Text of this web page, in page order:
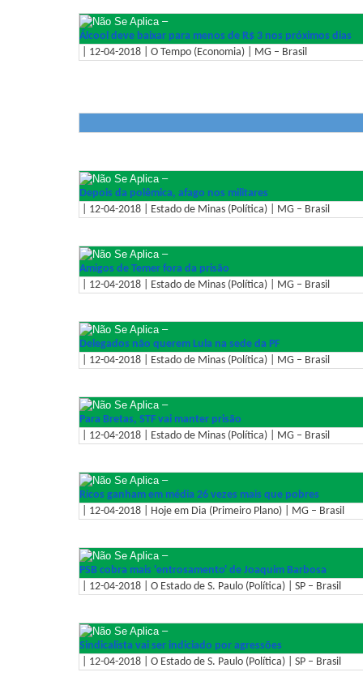
–
Álcool deve baixar para menos de R$ 3 nos próximos dias
| 12-04-2018 | O Tempo (Economia) | MG – Brasil
–
Depois da polêmica, afago nos militares
| 12-04-2018 | Estado de Minas (Política) | MG – Brasil
–
Amigos de Temer fora da prisão
| 12-04-2018 | Estado de Minas (Política) | MG – Brasil
–
Delegados não querem Lula na sede da PF
| 12-04-2018 | Estado de Minas (Política) | MG – Brasil
–
Para Bretas, STF vai manter prisão
| 12-04-2018 | Estado de Minas (Política) | MG – Brasil
–
Ricos ganham em média 26 vezes mais que pobres
| 12-04-2018 | Hoje em Dia (Primeiro Plano) | MG – Brasil
–
PSB cobra mais 'entrosamento' de Joaquim Barbosa
| 12-04-2018 | O Estado de S. Paulo (Política) | SP – Brasil
–
Sindicalista vai ser indiciado por agressões
| 12-04-2018 | O Estado de S. Paulo (Política) | SP – Brasil